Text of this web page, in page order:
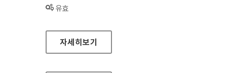
상태 :
유효
청소년기업가체험프로그램
자세히보기